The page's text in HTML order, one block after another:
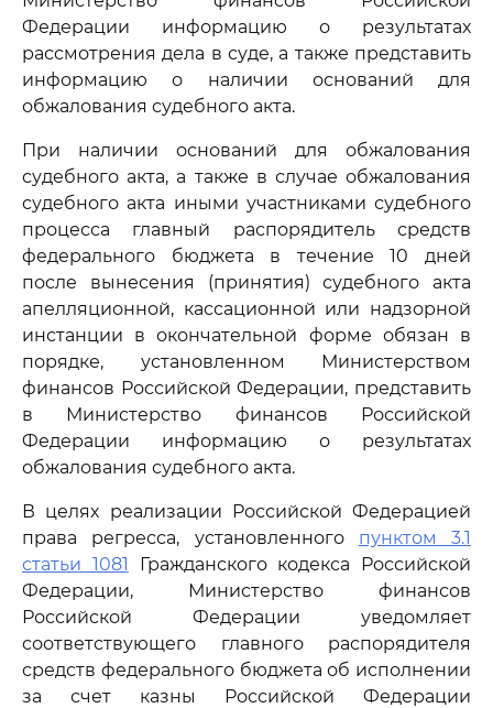
Федерации информацию о результатах
рассмотрения дела в суде, а также представить
информацию о наличии оснований для
обжалования судебного акта.
При наличии оснований для обжалования
судебного акта, а также в случае обжалования
судебного акта иными участниками судебного
процесса главный распорядитель средств
федерального бюджета в течение 10 дней
после вынесения (принятия) судебного акта
апелляционной, кассационной или надзорной
инстанции в окончательной форме обязан в
порядке, установленном Министерством
финансов Российской Федерации, представить
в Министерство финансов Российской
Федерации информацию о результатах
обжалования судебного акта.
В целях реализации Российской Федерацией
права регресса, установленного пунктом 3.1
статьи 1081 Гражданского кодекса Российской
Федерации, Министерство финансов
Российской Федерации уведомляет
соответствующего главного распорядителя
средств федерального бюджета об исполнении
за счет казны Российской Федерации